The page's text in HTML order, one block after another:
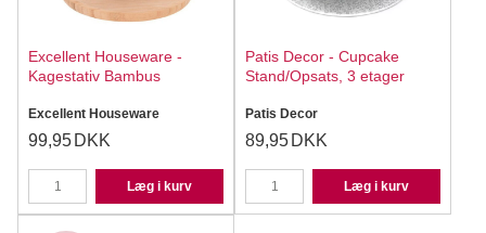
Excellent Houseware -
Kagestativ Bambus
Excellent Houseware
99,95 DKK
Læg i kurv
Patis Decor - Cupcake
Stand/Opsats, 3 etager
Patis Decor
89,95 DKK
Læg i kurv